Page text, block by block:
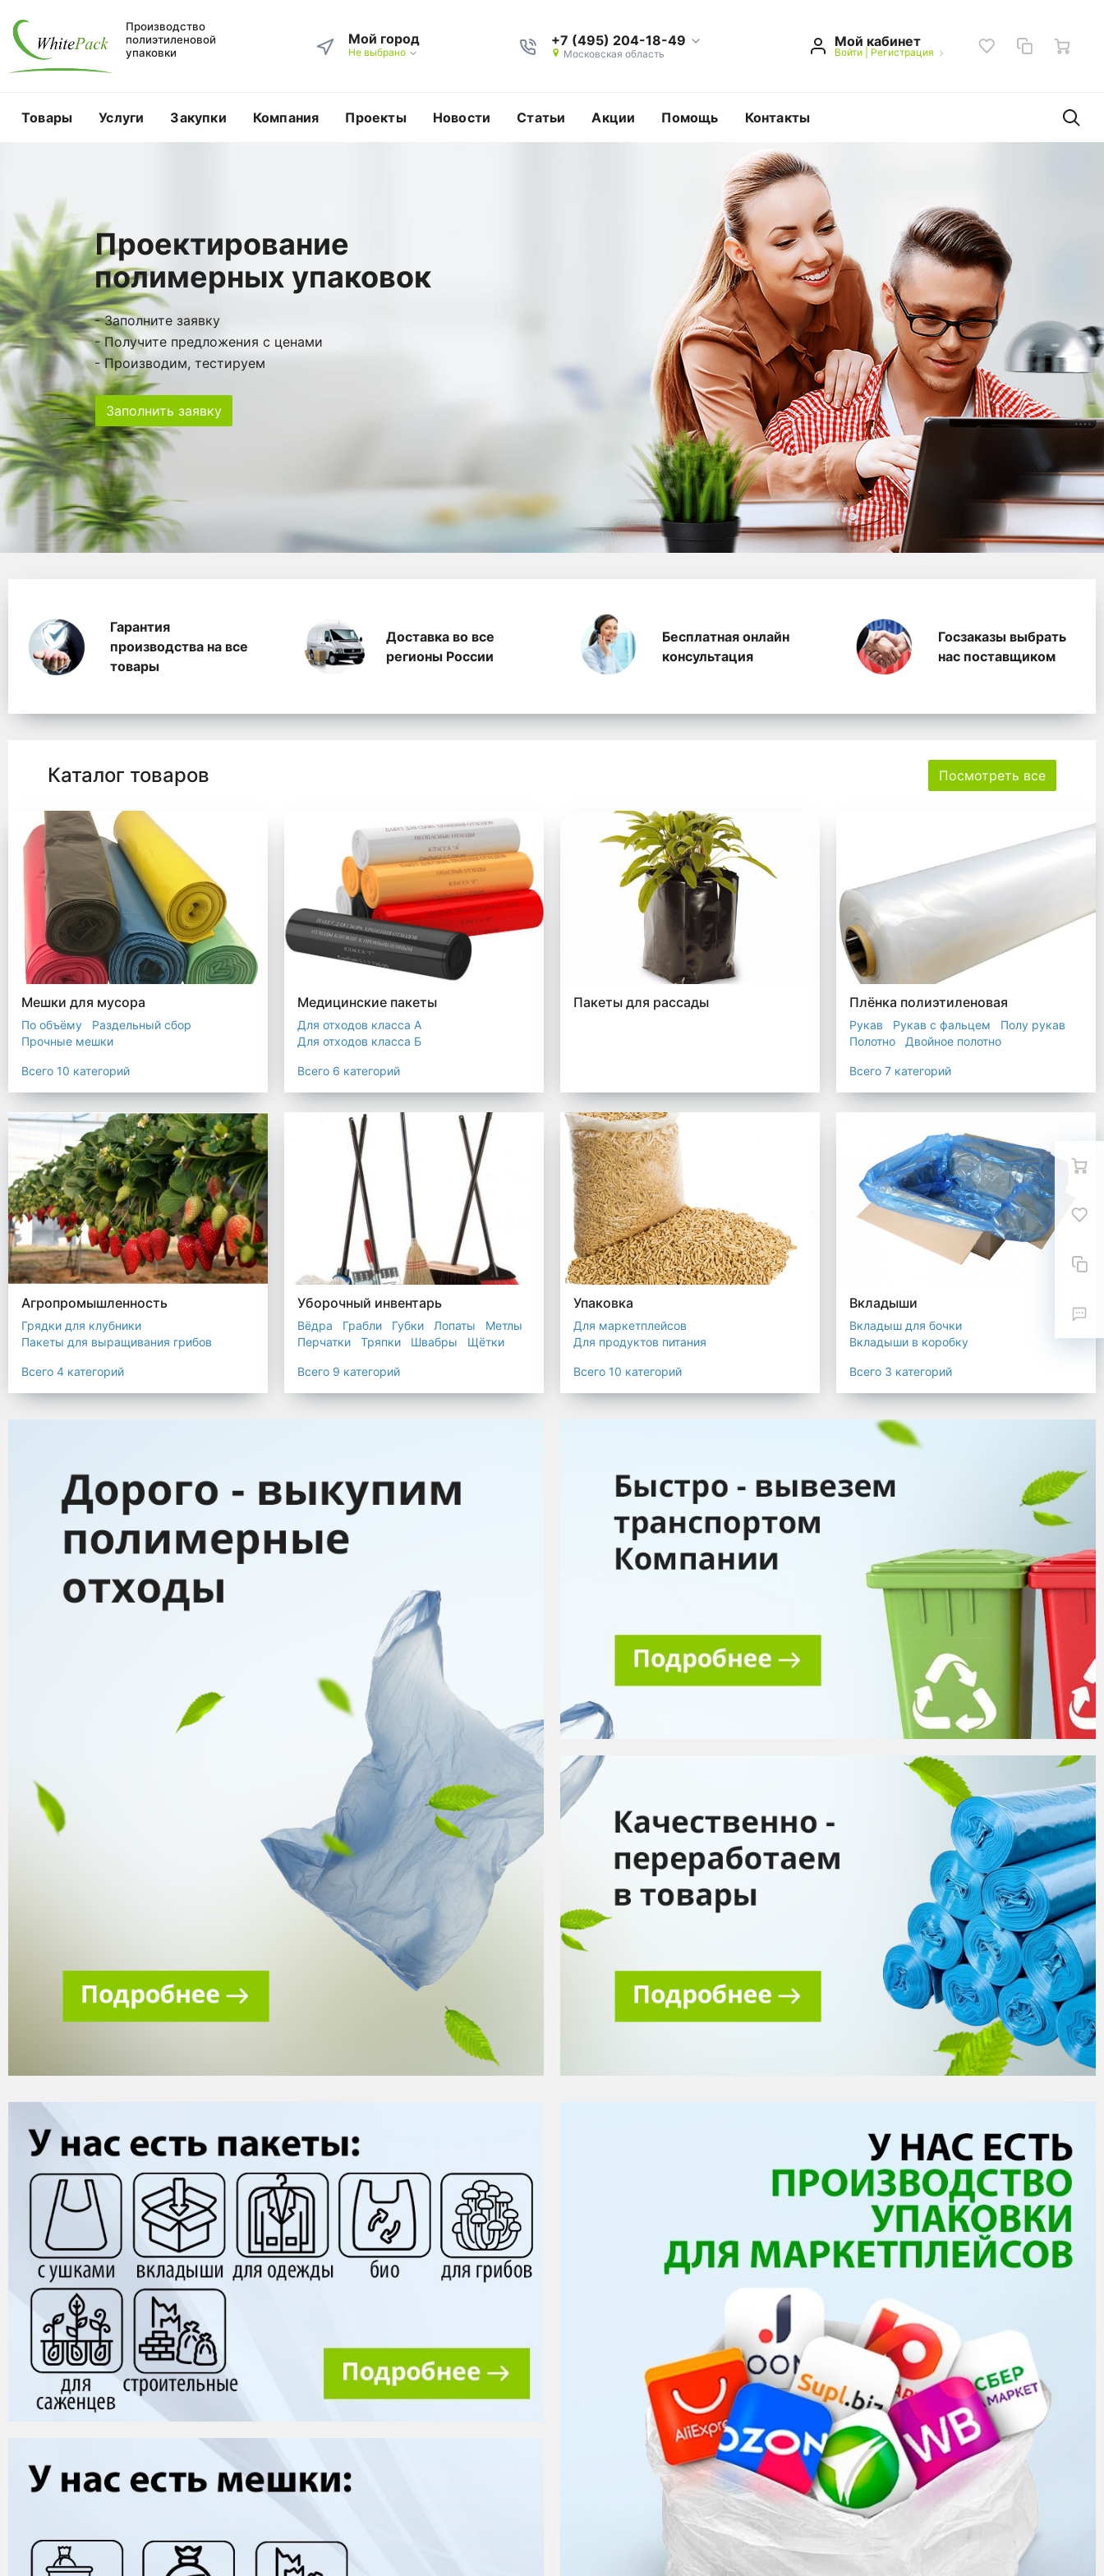
Производство
полиэтиленовой
упаковки
Мой город
Не выбрано
+7 (495) 204-18-49
Московская область
Мой кабинет
Войти| Регистрация
Товары Услуги Закупки Компания Проекты Новости Статьи Акции Помощь Контакты
Проектирование
полимерных упаковок
- Заполните заявку
- Получите предложения с ценами
- Производим, тестируем
Заполнить заявку
WhitePack переработка полиэтилена, производство полимерных
Гарантия
производства на все
товары
Доставка во все
регионы России
Бесплатная онлайн
консультация
Госзаказы выбрать
нас поставщиком
Каталог товаров Посмотреть все
Мешки для мусора
По объёму
Раздельный сбор
Прочные мешки
Мешки для евроконтейнера
Мешки с ушками
Прозрачные мешки
Мешки строительные
Мешок для листьев
Всего 10 категорий
Медицинские пакеты
Для отходов класса А
Для отходов класса Б
Для отходов класса Г
Для отходов класса Д
Всего 6 категорий
Пакеты для рассады Плёнка полиэтиленовая
Рукав Рукав с фальцем
Полу рукав
Полотно
Двойное полотно
Всего 7 категорий
Агропромышленность
Грядки для клубники
Пакеты для выращивания грибов
Мульчирующая пленка
Всего 4 категорий
Уборочный инвентарь
Вёдра Грабли Губки Лопаты
Метлы
Перчатки
Тряпки Швабры Щётки
Всего 9 категорий
Упаковка
Для маркетплейсов
Для продуктов питания
Для сыпучих товаров
Мешки
Пакеты
Пленка
Всего 10 категорий
Вкладыши
Вкладыш для бочки
Вкладыши в коробку
Всего 3 категорий